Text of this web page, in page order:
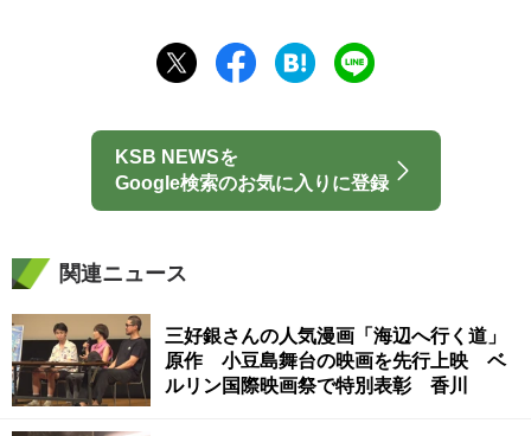
KSB NEWSを
Google検索のお気に入りに登録
関連ニュース
三好銀さんの人気漫画「海辺へ行く道」
原作 小豆島舞台の映画を先行上映 ベ
ルリン国際映画祭で特別表彰 香川